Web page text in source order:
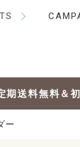
期送料無料＆
ー